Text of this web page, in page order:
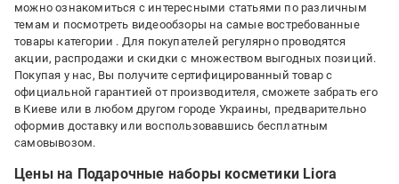
можно ознакомиться с интересными статьями по различным
темам и посмотреть видеообзоры на самые востребованные
товары категории . Для покупателей регулярно проводятся
акции, распродажи и скидки с множеством выгодных позиций.
Покупая у нас, Вы получите сертифицированный товар с
официальной гарантией от производителя, сможете забрать его
в Киеве или в любом другом городе Украины, предварительно
оформив доставку или воспользовавшись бесплатным
самовывозом.
Цены на Подарочные наборы косметики Liora